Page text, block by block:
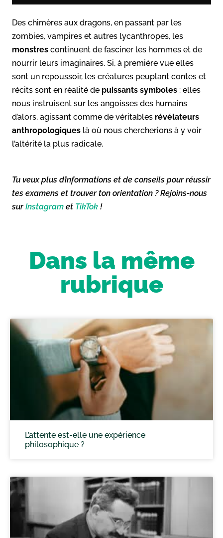
Des chimères aux dragons, en passant par les
zombies, vampires et autres lycanthropes, les
monstres continuent de fasciner les hommes et de
nourrir leurs imaginaires. Si, à première vue elles
sont un repoussoir, les créatures peuplant contes et
récits sont en réalité de puissants symboles : elles
nous instruisent sur les angoisses des humains
d’alors, agissant comme de véritables révélateurs
anthropologiques là où nous chercherions à y voir
l’altérité la plus radicale.
Tu veux plus d’informations et de conseils pour réussir
tes examens et trouver ton orientation ? Rejoins-nous
surInstagram et TikTok !
Dans la même
rubrique
L’attente est-elle une expérience
philosophique ?